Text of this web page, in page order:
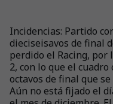
Incidencias: Partido
dieciseisavos de final
perdido el Racing, por
2, con lo que el
octavos de final que
Aún no está fijado el